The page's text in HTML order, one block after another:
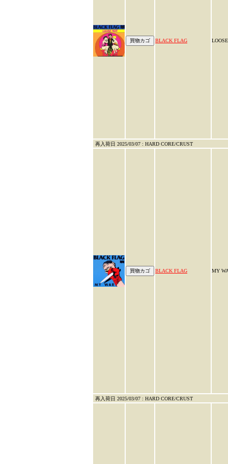
BLACK FLAG
再入荷日 2025/03/07 : HARD CORE/CRUST
BLACK FLAG MY
再入荷日 2025/03/07 : HARD CORE/CRUST